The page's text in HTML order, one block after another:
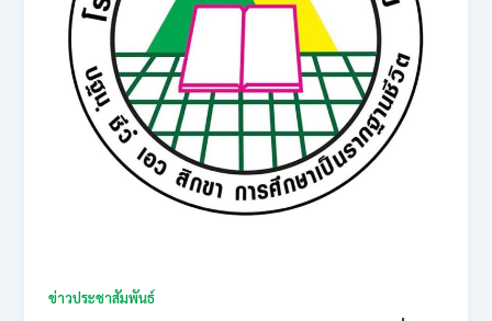
ข่าวประชาสัมพันธ์